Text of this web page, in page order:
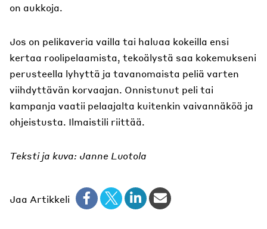
on aukkoja.
Jos on pelikaveria vailla tai haluaa kokeilla ensi
kertaa roolipelaamista, tekoälystä saa kokemukseni
perusteella lyhyttä ja tavanomaista peliä varten
viihdyttävän korvaajan. Onnistunut peli tai
kampanja vaatii pelaajalta kuitenkin vaivannäköä ja
ohjeistusta. Ilmaistili riittää.
Teksti ja kuva: Janne Luotola
Jaa Artikkeli